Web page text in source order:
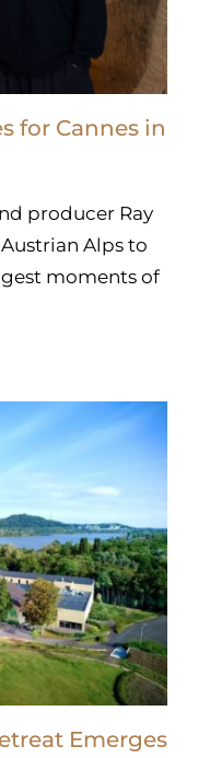
for Cannes in
producer Ray
Alps to
moments of
Emerges